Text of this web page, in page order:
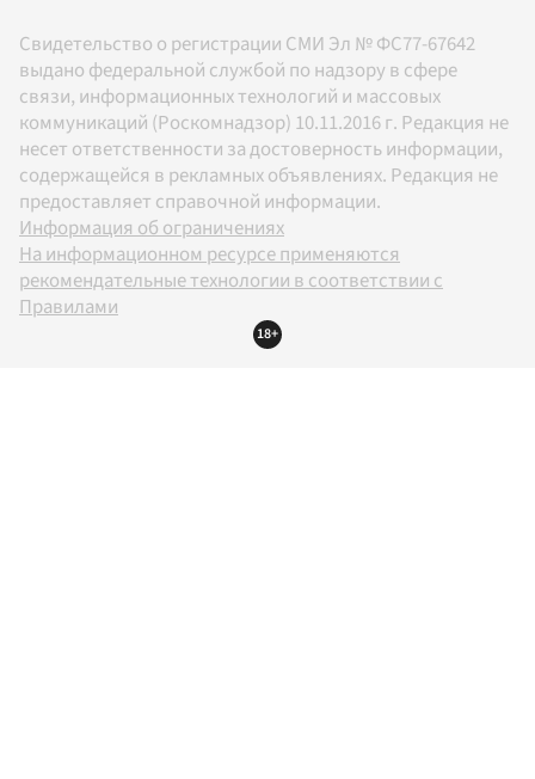
Свидетельство о регистрации СМИ Эл № ФС77-67642
выдано федеральной службой по надзору в сфере
связи, информационных технологий и массовых
коммуникаций (Роскомнадзор) 10.11.2016 г. Редакция не
несет ответственности за достоверность информации,
содержащейся в рекламных объявлениях. Редакция не
предоставляет справочной информации.
Информация об ограничениях
На информационном ресурсе применяются
рекомендательные технологии в соответствии с
Правилами
18+